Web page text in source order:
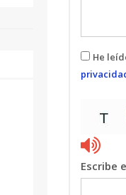
He
Escribe